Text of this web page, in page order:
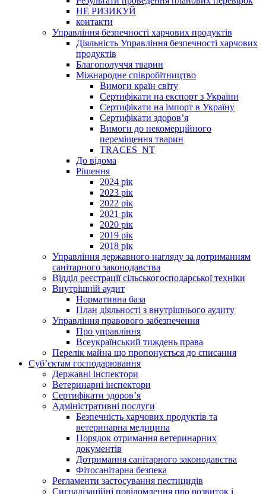
НЕ РИЗИКУЙ
контакти
Управління безпечності харчових продуктів
Діяльність Управління безпечності харчових
продуктів
Благополуччя тварин
Міжнародне співробітництво
Вимоги країн світу
Сертифікати на експорт з України
Сертифікати на імпорт в Україну
Сертифікати здоров’я
Вимоги до некомерційного
переміщення тварин
TRACES_NT
До відома
Рішення
2024 рік
2023 рік
2022 рік
2021 рік
2020 рік
2019 рік
2018 рік
Управління державного нагляду за дотриманням
санітарного законодавства
Відділ реєстрації сільськогосподарської техніки
Внутрішній аудит
Нормативна база
План діяльності з внутрішнього аудиту
Управління правового забезпечення
Про управління
Всеукраїнський тиждень права
Перелік майна що пропонується до списання
Суб’єктам господарювання
Державні інспектори
Ветеринарні інспектори
Сертифікати здоров’я
Адміністративні послуги
Безпечність харчових продуктів та
ветеринарна медицина
Порядок отримання ветеринарних
документів
Дотримання санітарного законодавства
Фітосанітарна безпека
Регламенти застосування пестицидів
Сигналізаційні повідомлення про розвиток і